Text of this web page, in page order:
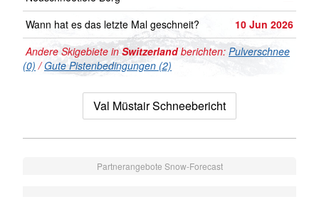
Wann hat es das letzte Mal geschneit?
10 Jun 2026
Andere Skigebiete inSwitzerlandberichten: Pulverschnee
(0) /Gute Pistenbedingungen (2)
Val Müstair Schneebericht
Partnerangebote Snow-Forecast